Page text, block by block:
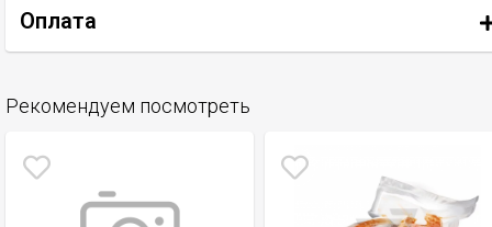
Оплата
Рекомендуем посмотреть